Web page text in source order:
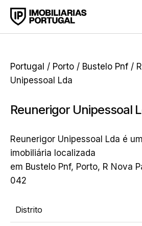
Portugal / Porto / Bustelo Pnf /
Unipessoal Lda
Reunerigor Unipessoal
Reunerigor Unipessoal Lda é
imobiliária localizada
em Bustelo Pnf, Porto, R Nova
042
Distrito